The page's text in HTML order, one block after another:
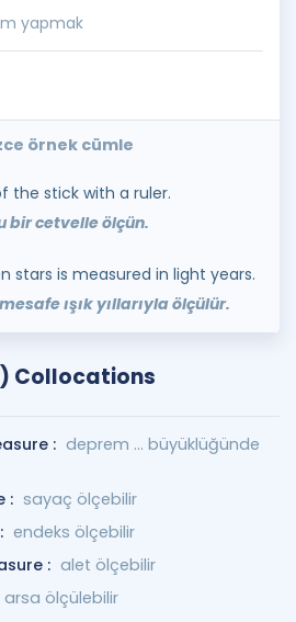
yapmak
örnek cümle
the stick with a ruler.
bir cetvelle ölçün.
stars is measured in light years.
ışık yıllarıyla ölçülür.
Collocations
: deprem ... büyüklüğünde
: sayaç ölçebilir
endeks ölçebilir
: alet ölçebilir
arsa ölçülebilir